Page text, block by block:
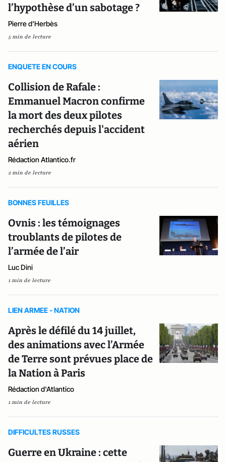
l’hypothèse d’un sabotage ?
Pierre d'Herbès
5 min de lecture
ENQUETE EN COURS
Collision de Rafale :
Emmanuel Macron confirme
la mort des deux pilotes
recherchés depuis l'accident
aérien
Rédaction Atlantico.fr
2 min de lecture
BONNES FEUILLES
Ovnis : les témoignages
troublants de pilotes de
l’armée de l’air
Luc Dini
1 min de lecture
LIEN ARMEE - NATION
Après le défilé du 14 juillet,
des animations avec l’Armée
de Terre sont prévues place de
la Nation à Paris
Rédaction d'Atlantico
1 min de lecture
DIFFICULTES RUSSES
Guerre en Ukraine : cette